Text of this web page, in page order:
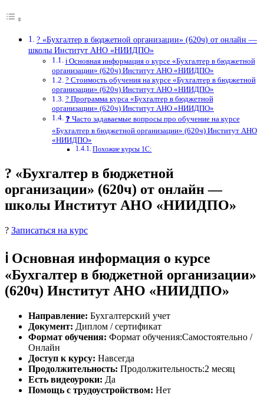
? «Бухгалтер в бюджетной организации» (620ч) от онлайн —
школы Институт АНО «НИИДПО»
ℹ️ Основная информация о курсе «Бухгалтер в бюджетной
организации» (620ч) Институт АНО «НИИДПО»
? Стоимость обучения на курсе «Бухгалтер в бюджетной
организации» (620ч) Институт АНО «НИИДПО»
? Программа курса «Бухгалтер в бюджетной
организации» (620ч) Институт АНО «НИИДПО»
❓ Часто задаваемые вопросы про обучение на курсе
«Бухгалтер в бюджетной организации» (620ч) Институт АНО
«НИИДПО»
Похожие курсы 1С:
? «Бухгалтер в бюджетной
организации» (620ч) от онлайн —
школы Институт АНО «НИИДПО»
? Записаться на курс
ℹ️ Основная информация о курсе
«Бухгалтер в бюджетной организации»
(620ч) Институт АНО «НИИДПО»
Направление: Бухгалтерский учет
Документ: Диплом / сертификат
Формат обучения: Формат обучения:Самостоятельно /
Онлайн
Доступ к курсу: Навсегда
Продолжительность: Продолжительность:2 месяц
Есть видеоуроки: Да
Помощь с трудоустройством: Нет